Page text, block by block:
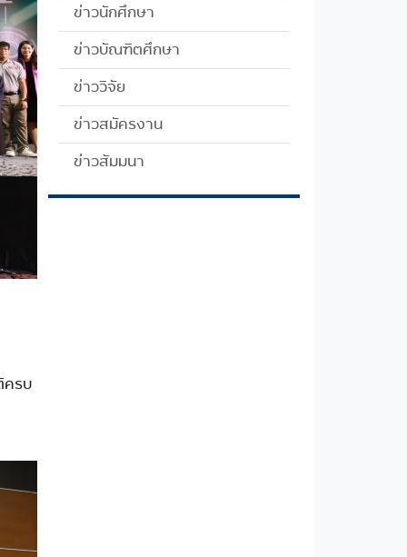
ครบ
ข่าวนักศึกษา
ข่าวบัณฑิตศึกษา
ข่าววิจัย
ข่าวสมัครงาน
ข่าวสัมมนา